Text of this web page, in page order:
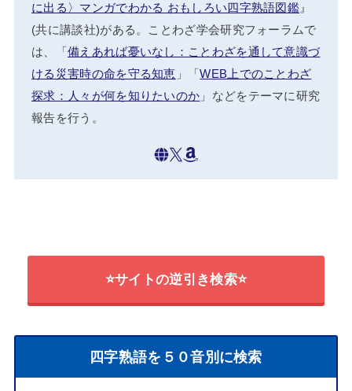
に出る〉マンガでわかる おもしろい四字熟語図鑑 』
(共に講談社)がある。ことわざ学会研究フォーラムで
は、「備えあれば憂いなし：ことわざを通して意識づ
ける災害時の命を守る知恵 」「WEB上でのことわざ
探求：人々が何を知りたいのか 」などをテーマに研究
報告を行う。
⭐サイトの逆引き検索⭐
四字熟語を５０音別に検索